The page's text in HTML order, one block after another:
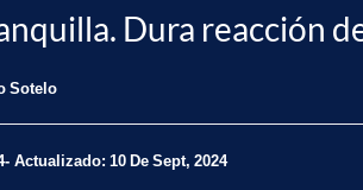
Dura reacción
Sotelo
Actualizado: 10 De Sept, 2024